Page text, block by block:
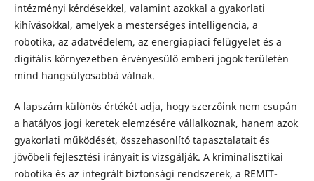
intézményi kérdésekkel, valamint azokkal a gyakorlati
kihívásokkal, amelyek a mesterséges intelligencia, a
robotika, az adatvédelem, az energiapiaci felügyelet és a
digitális környezetben érvényesülő emberi jogok területén
mind hangsúlyosabbá válnak.
A lapszám különös értékét adja, hogy szerzőink nem csupán
a hatályos jogi keretek elemzésére vállalkoznak, hanem azok
gyakorlati működését, összehasonlító tapasztalatait és
jövőbeli fejlesztési irányait is vizsgálják. A kriminalisztikai
robotika és az integrált biztonsági rendszerek, a REMIT-